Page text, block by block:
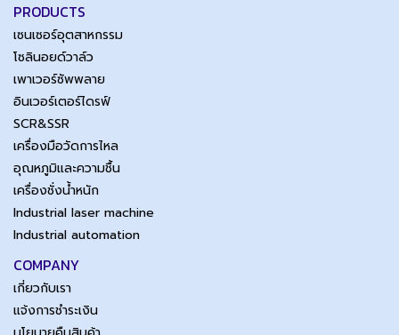
PRODUCTS
เซนเซอร์อุตสาหกรรม
โซลินอยด์วาล์ว
เพาเวอร์ซัพพลาย
อินเวอร์เตอร์ไดรฟ์
SCR&SSR
เครื่องมือวัดการไหล
อุณหภูมิและความชื้น
เครื่องชั่งน้ำหนัก
Industrial laser machine
Industrial automation
COMPANY
เกี่ยวกับเรา
แจ้งการชำระเงิน